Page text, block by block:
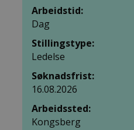
Arbeidstid:
Dag
Stillingstype:
Ledelse
Søknadsfrist:
16.08.2026
Arbeidssted:
Kongsberg